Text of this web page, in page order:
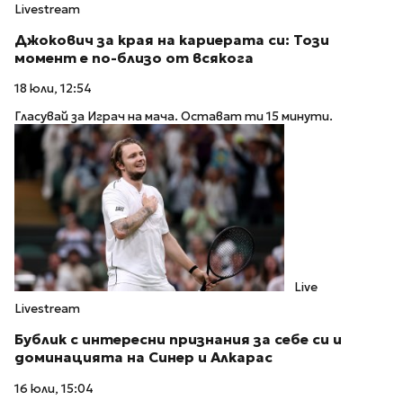
Livestream
Джокович за края на кариерата си: Този
момент е по-близо от всякога
18 юли, 12:54
Гласувай за Играч на мача. Остават ти 15 минути.
Live
Livestream
Бублик с интересни признания за себе си и
доминацията на Синер и Алкарас
16 юли, 15:04